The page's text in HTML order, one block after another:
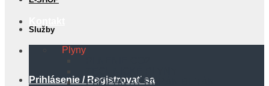
Prihlásenie / Registrovať sa
Služby
Plyny
PROPÁN A PROPÁN BUTÁN